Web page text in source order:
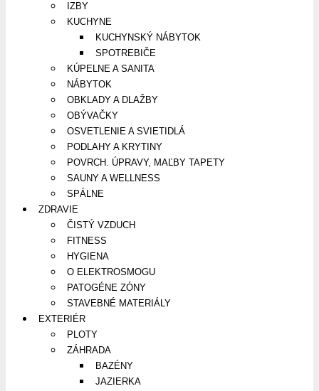
IZBY
KUCHYNE
KUCHYNSKÝ NÁBYTOK
SPOTREBIČE
KÚPELNE A SANITA
NÁBYTOK
OBKLADY A DLAŽBY
OBÝVAČKY
OSVETLENIE A SVIETIDLÁ
PODLAHY A KRYTINY
POVRCH. ÚPRAVY, MAĽBY TAPETY
SAUNY A WELLNESS
SPÁLNE
ZDRAVIE
ČISTÝ VZDUCH
FITNESS
HYGIENA
O ELEKTROSMOGU
PATOGÉNE ZÓNY
STAVEBNÉ MATERIÁLY
EXTERIÉR
PLOTY
ZÁHRADA
BAZÉNY
JAZIERKA